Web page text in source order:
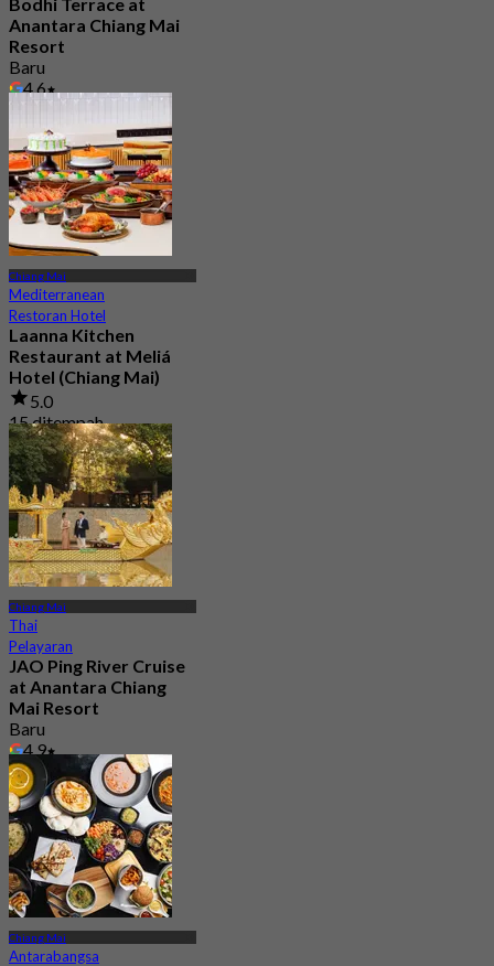
Anantara Chiang Mai
Resort
Baru
4.6
Chiang Mai
Mediterranean
Restoran Hotel
Laanna Kitchen
Restaurant at Meliá
Hotel (Chiang Mai)
5.0
15 ditempah
Dari฿ 799
Chiang Mai
Thai
Pelayaran
JAO Ping River Cruise
at Anantara Chiang
Mai Resort
Baru
4.9
Dari฿ 1,168.5
Chiang Mai
Antarabangsa